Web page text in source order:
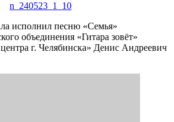
n_240523_1_10
исполнил песню «Семья»
объединения «Гитара зовёт»
г. Челябинска» Денис Андреевич